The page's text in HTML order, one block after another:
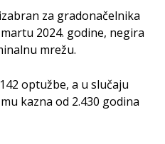
za gradonačelnika
2024. godine, negira
mrežu.
optužbe, a u slučaju
kazna od 2.430 godina